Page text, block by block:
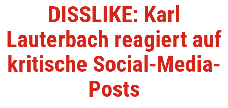
DISSLIKE: Karl
Lauterbach reagiert auf
kritische Social-Media-
Posts